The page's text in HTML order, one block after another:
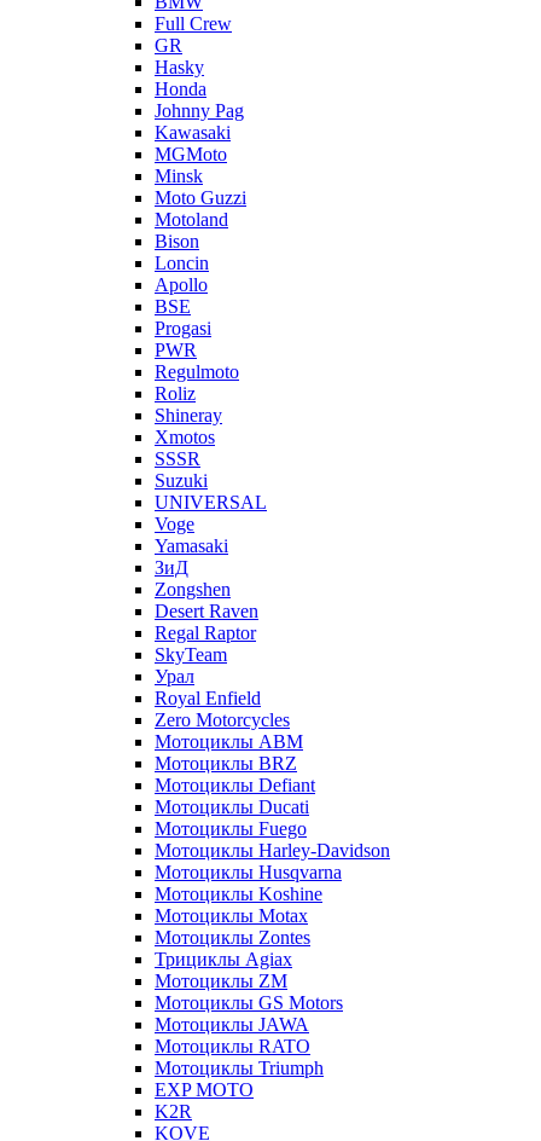
Full Crew
GR
Hasky
Honda
Johnny Pag
Kawasaki
MGMoto
Minsk
Moto Guzzi
Motoland
Bison
Loncin
Apollo
BSE
Progasi
PWR
Regulmoto
Roliz
Shineray
Xmotos
SSSR
Suzuki
UNIVERSAL
Voge
Yamasaki
ЗиД
Zongshen
Desert Raven
Regal Raptor
SkyTeam
Урал
Royal Enfield
Zero Motorcycles
Мотоциклы ABM
Мотоциклы BRZ
Мотоциклы Defiant
Мотоциклы Ducati
Мотоциклы Fuego
Мотоциклы Harley-Davidson
Мотоциклы Husqvarna
Мотоциклы Koshine
Мотоциклы Motax
Мотоциклы Zontes
Трициклы Agiax
Мотоциклы ZM
Мотоциклы GS Motors
Мотоциклы JAWA
Мотоциклы RATO
Мотоциклы Triumph
EXP MOTO
K2R
KOVE